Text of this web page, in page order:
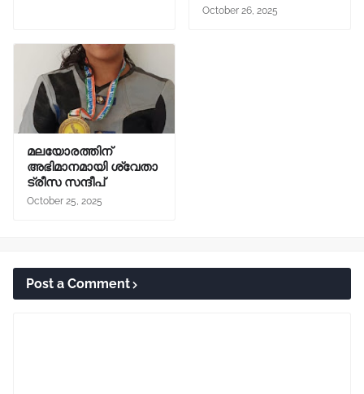
October 26, 2025
മലയോരത്തിന്
അഭിമാനമായി ശ്വേതാ
ട്രീസ സന്ദീപ്
October 25, 2025
Post a Comment